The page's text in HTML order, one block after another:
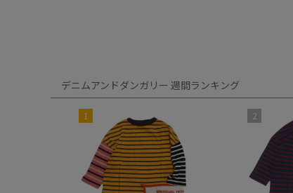
デニムアンドダンガリー 週間ランキング
1 2